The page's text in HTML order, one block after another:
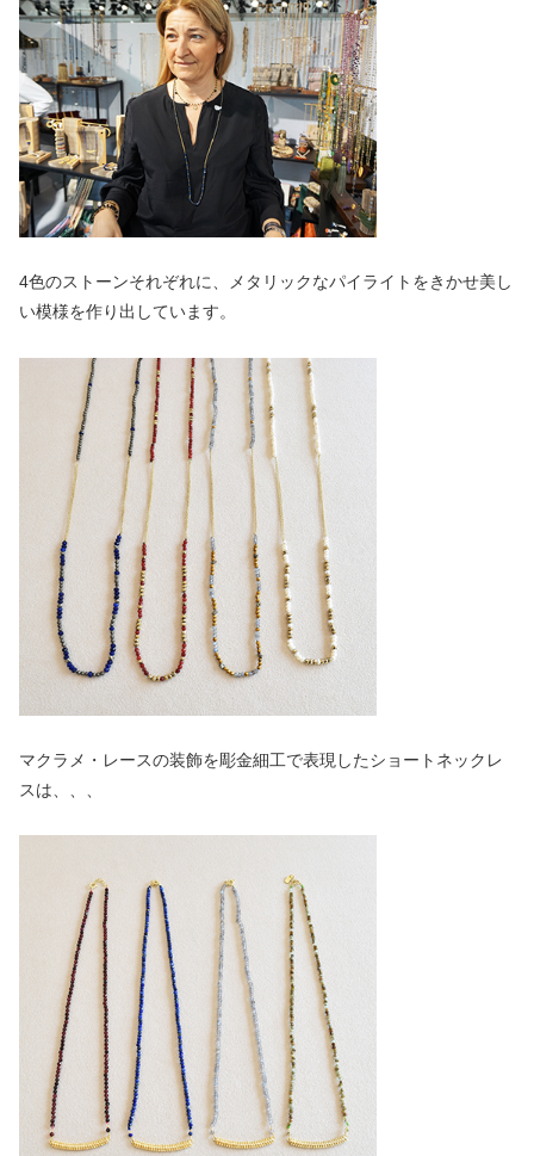
4色のストーンそれぞれに、メタリックなパイライトをきかせ美し
い模様を作り出しています。
マクラメ・レースの装飾を彫金細工で表現したショートネックレ
スは、、、